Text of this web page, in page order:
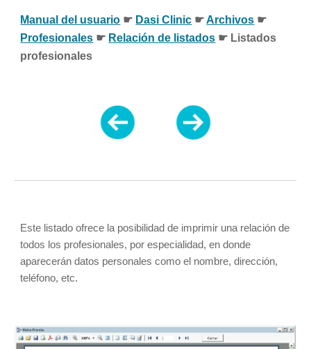
Manual del usuario ☛ Dasi Clinic ☛ Archivos
Profesionales ☛ Relación de listados ☛ Listados
profesionales
Este listado ofrece la posibilidad de imprimir una relación de
todos los profesionales, por especialidad, en donde
aparecerán datos personales como el nombre, dirección,
teléfono, etc.